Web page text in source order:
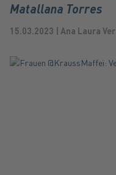
Matallana Torres
15.03.2023 | Ana Laura